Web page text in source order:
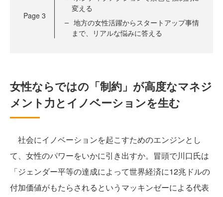
Page 3
変える
地方の女性活躍からスタートアップ事情
まで、リアルな悩みに答える
女性ならではの「制約」が高度なマネジ
メント力とイノベーションを生む
社会にイノベーションを起こすためのエンジンとし
て、女性のパワーをいかに引き出すか。冒頭で川口氏は
「ジェンダー平等の達成によって世界経済に12兆ドルの
付加価値がもたらされるというマッキンゼーによる代表